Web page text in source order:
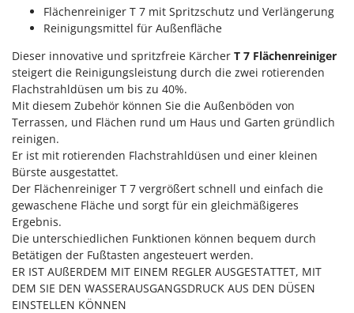
MOVA
Mowox
MTD
N
New O.M.R.A.
Nilfisk
Ninja
Novatec
Novital
NuAir
NuovaFac
O
Officine Savioli
Flächenreiniger T 7 mit Spritzschutz und Verlängerung
Reinigungsmittel für Außenfläche
Dieser innovative und spritzfreie Kärcher T 7 Flächenreiniger
steigert die Reinigungsleistung durch die zwei rotierenden
Flachstrahldüsen um bis zu 40%.
Mit diesem Zubehör können Sie die Außenböden von
Terrassen, und Flächen rund um Haus und Garten gründlich
reinigen.
Er ist mit rotierenden Flachstrahldüsen und einer kleinen
Bürste ausgestattet.
Der Flächenreiniger T 7 vergrößert schnell und einfach die
gewaschene Fläche und sorgt für ein gleichmäßigeres
Ergebnis.
Die unterschiedlichen Funktionen können bequem durch
Betätigen der Fußtasten angesteuert werden.
ER IST AUßERDEM MIT EINEM REGLER AUSGESTATTET, MIT
DEM SIE DEN WASSERAUSGANGSDRUCK AUS DEN DÜSEN
EINSTELLEN KÖNNEN